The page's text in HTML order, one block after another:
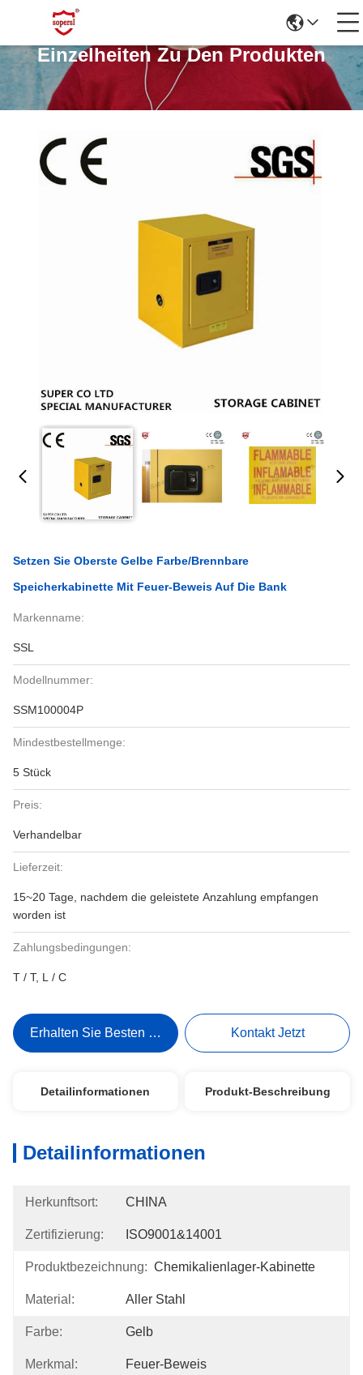
Einzelheiten Zu Den Produkten
Setzen Sie Oberste Gelbe Farbe/brennbare
Speicherkabinette Mit Feuer-Beweis Auf Die Bank
Markenname:
SSL
Modellnummer:
SSM100004P
Mindestbestellmenge:
5 Stück
Preis:
Verhandelbar
Lieferzeit:
15~20 Tage, nachdem die geleistete Anzahlung empfangen
worden ist
Zahlungsbedingungen:
T / T, L / C
Erhalten Sie Besten Preis Kontakt Jetzt
Detailinformationen Produkt-Beschreibung
Detailinformationen
Herkunftsort: CHINA
Zertifizierung: ISO9001&14001
Produktbezeichnung: Chemikalienlager-Kabinette
Material: Aller Stahl
Farbe: Gelb
Merkmal: Feuer-Beweis